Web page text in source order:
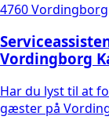
4760 Vordingborg
Vordingborg
Har du lyst til at
gæster på